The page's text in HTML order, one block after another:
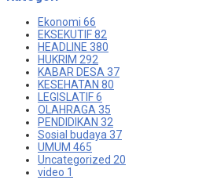
Ekonomi 66
EKSEKUTIF82
HEADLINE 380
HUKRIM 292
KABAR DESA37
KESEHATAN 80
LEGISLATIF6
OLAHRAGA35
PENDIDIKAN 32
Sosial budaya37
UMUM 465
Uncategorized 20
video 1